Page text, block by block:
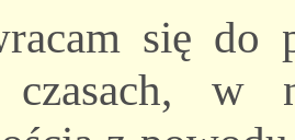
się do
czasach, w